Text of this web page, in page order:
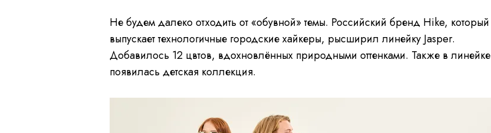
Не будем далеко отходить от «обувной» темы. Российский бренд Hike, который
выпускает технологичные городские хайкеры, рысширил линейку Jasper.
Добавилось 12 цвтов, вдохновлённых природными оттенками. Также в линейке
появилась детская коллекция.